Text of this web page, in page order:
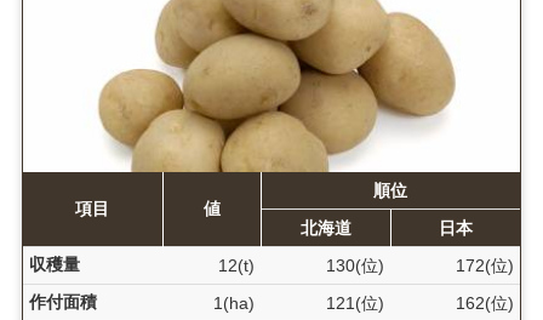
項目 値
順位
北海道
日本
収穫量
12(t) 130(位)
172(位)
作付面積
1(ha) 121(位)
162(位)